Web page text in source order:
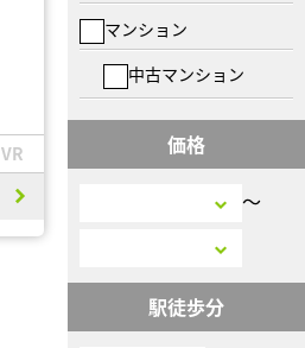
マンション
中古マンション
価格
〜
駅徒歩分